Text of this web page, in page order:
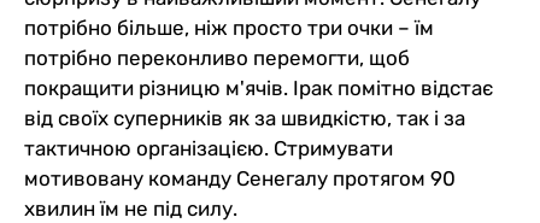
потрібно більше, ніж просто три очки – їм
потрібно переконливо перемогти, щоб
покращити різницю м'ячів. Ірак помітно відстає
від своїх суперників як за швидкістю, так і за
тактичною організацією. Стримувати
мотивовану команду Сенегалу протягом 90
хвилин їм не під силу.